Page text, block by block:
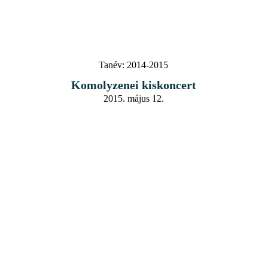
Tanév: 2014-2015
Komolyzenei kiskoncert
2015. május 12.